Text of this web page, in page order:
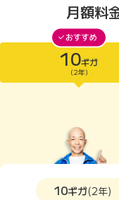
月額料
10ギガがおすすめ
10ギガ
(2年)
10ギガ(2年)